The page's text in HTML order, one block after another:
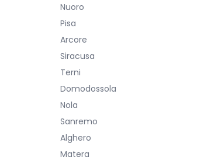
Nuoro
Pisa
Arcore
Siracusa
Terni
Domodossola
Nola
Sanremo
Alghero
Matera